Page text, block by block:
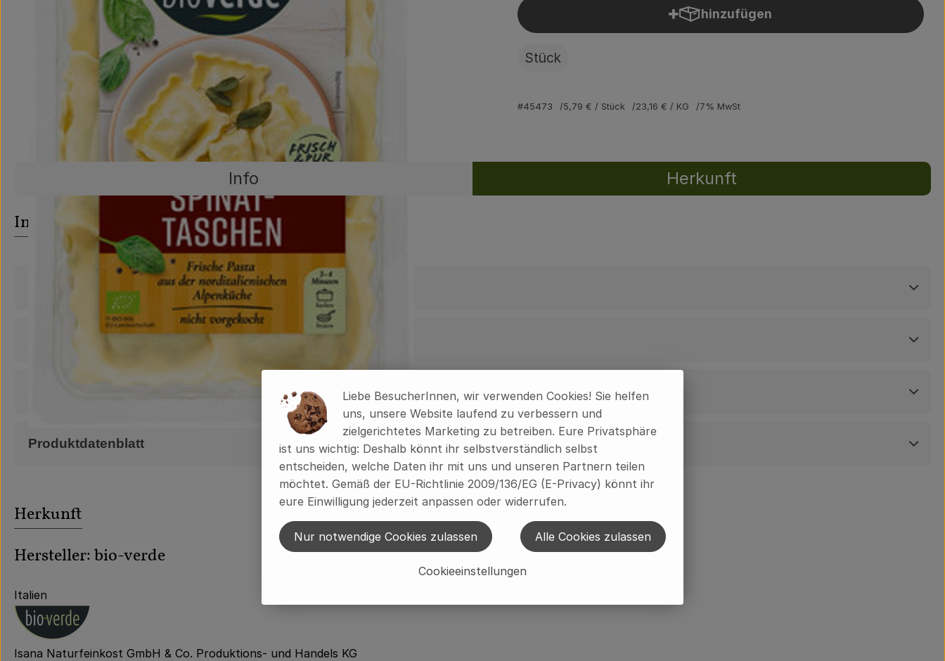
hinzufügen
Produkt zum Warenkorb hinzufügen
Stück
#45473 5,79 € / Stück 23,16 € / KG 7% MwSt
Rezepte
Info Herkunft
Entdecke passende RezepteEs wurden keine passenden Rezepte gefunden.
Info
Produktinformationen
Produktdatenblatt
Herkunft
Hersteller: bio-verde
Italien
Isana Naturfeinkost GmbH & Co. Produktions- und Handels KG
Liebe BesucherInnen, wir verwenden Cookies! Sie helfen
uns, unsere Website laufend zu verbessern und
zielgerichtetes Marketing zu betreiben. Eure Privatsphäre
ist uns wichtig: Deshalb könnt ihr selbstverständlich selbst
entscheiden, welche Daten ihr mit uns und unseren Partnern teilen
möchtet. Gemäß der EU-Richtlinie 2009/136/EG (E-Privacy) könnt ihr
eure Einwilligung jederzeit anpassen oder widerrufen.
Cookieeinstellungen
Nur notwendige Cookies zulassen Alle Cookies zulassen